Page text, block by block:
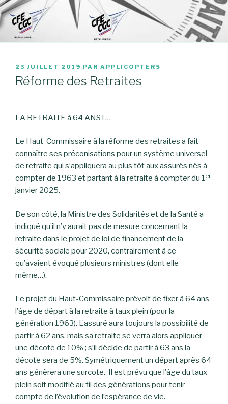
PUBLIÉ
LE
23 JUILLET 2019 PAR APPLICOPTERS
Réforme des Retraites
LA RETRAITE à 64 ANS ! …
Le Haut-Commissaire à la réforme des retraites a fait
connaître ses préconisations pour un système universel
de retraite qui s’appliquera au plus tôt aux assurés nés à
compter de 1963 et partant à la retraite à compter du 1er
janvier 2025.
De son côté, la Ministre des Solidarités et de la Santé a
indiqué qu’il n’y aurait pas de mesure concernant la
retraite dans le projet de loi de financement de la
sécurité sociale pour 2020, contrairement à ce
qu’avaient évoqué plusieurs ministres (dont elle-
même…).
Le projet du Haut-Commissaire prévoit de fixer à 64 ans
l’âge de départ à la retraite à taux plein (pour la
génération 1963). L’assuré aura toujours la possibilité de
partir à 62 ans, mais sa retraite se verra alors appliquer
une décote de 10% ; s’il décide de partir à 63 ans la
décote sera de 5%. Symétriquement un départ après 64
ans génèrera une surcote. Il est prévu que l’âge du taux
plein soit modifié au fil des générations pour tenir
compte de l’évolution de l’espérance de vie.